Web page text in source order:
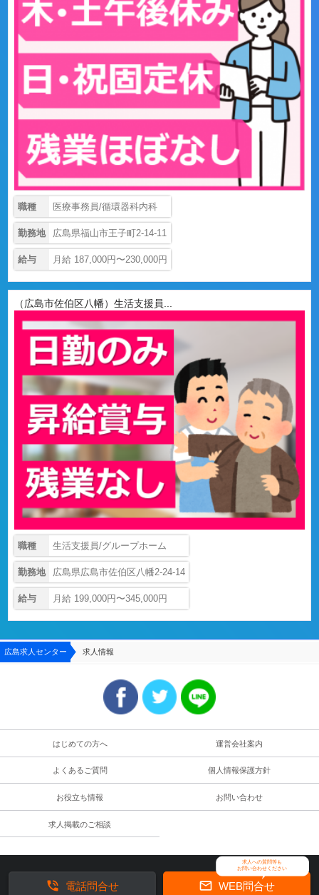
職種 医療事務員/循環器科内科
勤務地 広島県福山市王子町2-14-11
給与 月給 187,000円〜230,000円
（広島市佐伯区八幡）生活支援員...
職種 生活支援員/グループホーム
勤務地 広島県広島市佐伯区八幡2-24-14
給与 月給 199,000円〜345,000円
広島求人センター 求人情報
はじめての方へ 運営会社案内
よくあるご質問 個人情報保護方針
お役立ち情報 お問い合わせ
求人掲載のご相談
求人への質問等も
お問い合わせください
 WEB問合せ
 電話問合せ